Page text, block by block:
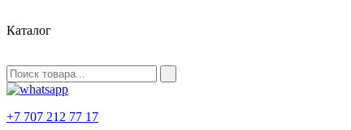
Каталог
+7 707 212 77 17